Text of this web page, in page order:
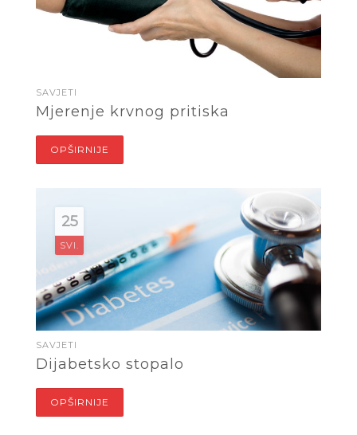
SAVJETI
Mjerenje krvnog pritiska
OPŠIRNIJE
25
SVI.
SAVJETI
Dijabetsko stopalo
OPŠIRNIJE